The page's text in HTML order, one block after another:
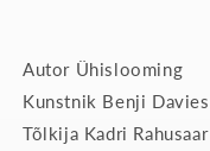
Autor Ühislooming
Kunstnik Benji Davies
Tõlkija Kadri Rahusaar